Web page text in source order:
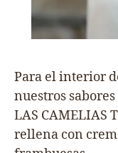
Para el interior
nuestros
LAS CAMELIAS
rellena con